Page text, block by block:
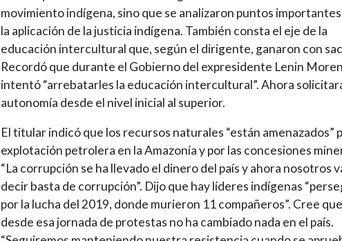
movimiento indígena, sino que se analizaron puntos
la aplicación de la justicia indígena. También consta el eje de la
educación intercultural que, según el dirigente, ganaron con
Recordó que durante el Gobierno del expresidente Lenin
intentó “arrebatarles la educación intercultural”. Ahora
autonomía desde el nivel inicial al superior.
El titular indicó que los recursos naturales “están amenazados”
explotación petrolera en la Amazonía y por las concesiones
“La corrupción se ha llevado el dinero del país y ahora nosotros
decir basta de corrupción”. Dijo que hay líderes indígenas
por la lucha del 2019, donde murieron 11 compañeros”. Cree que
desde esa jornada de protestas no ha cambiado nada en el país.